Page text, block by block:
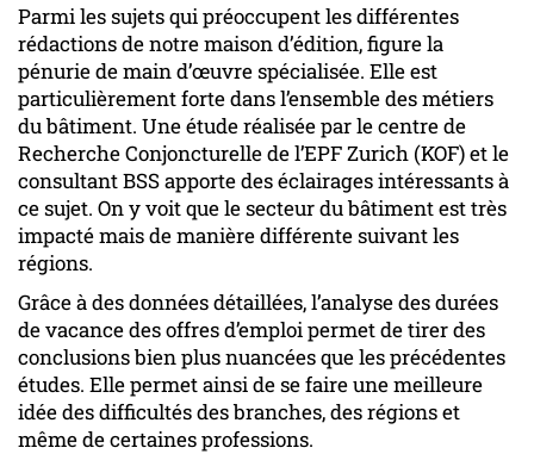
Parmi les sujets qui préoccupent les différentes
rédactions de notre maison d’édition, figure la
pénurie de main d’œuvre spécialisée. Elle est
particulièrement forte dans l’ensemble des métiers
du bâtiment. Une étude réalisée par le centre de
Recherche Conjoncturelle de l’EPF Zurich (KOF) et le
consultant BSS apporte des éclairages intéressants à
ce sujet. On y voit que le secteur du bâtiment est très
impacté mais de manière différente suivant les
régions.
Grâce à des données détaillées, l’analyse des durées
de vacance des offres d’emploi permet de tirer des
conclusions bien plus nuancées que les précédentes
études. Elle permet ainsi de se faire une meilleure
idée des difficultés des branches, des régions et
même de certaines professions.